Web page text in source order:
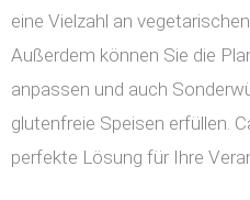
eine Vielzahl an
Außerdem können Sie die
anpassen und auch
glutenfreie Speisen erfüllen.
perfekte Lösung für Ihre